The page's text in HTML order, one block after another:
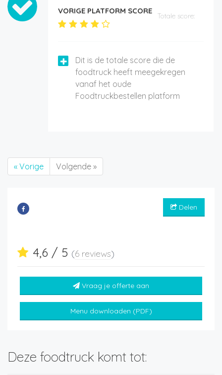
VORIGE PLATFORM SCORE
Totale score:
Dit is de totale score die de
foodtruck heeft meegekregen
vanaf het oude
Foodtruckbestellen platform
« Vorige Volgende »
Delen
4,6 / 5 (6 reviews)
Vraag je offerte aan
Menu downloaden (PDF)
Deze foodtruck komt tot: